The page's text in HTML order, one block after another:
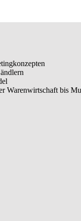
Warenwirtschaft bis